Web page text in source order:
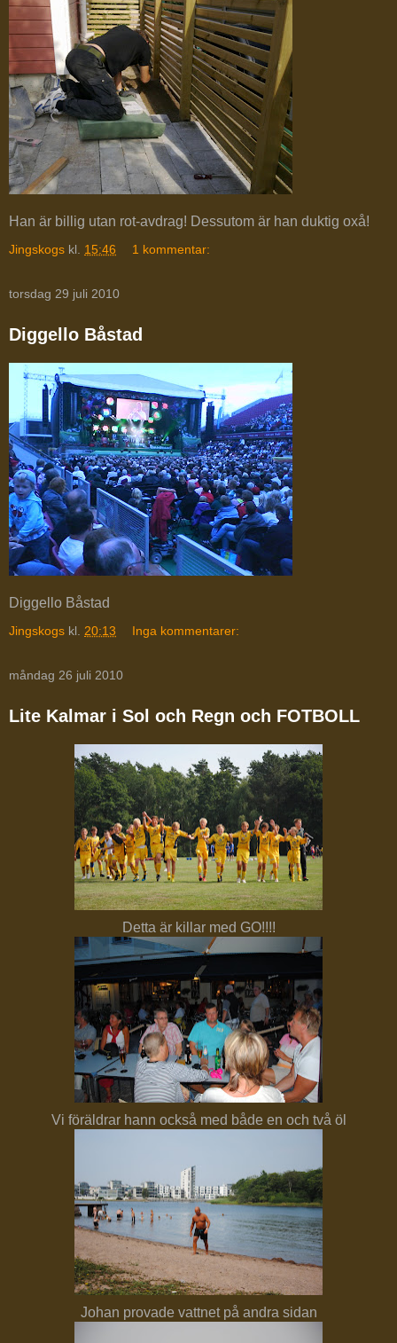
Han är billig utan rot-avdrag! Dessutom är han duktig oxå!
Jingskogs kl. 15:46 1 kommentar:
torsdag 29 juli 2010
Diggello Båstad
Diggello Båstad
Jingskogs kl. 20:13 Inga kommentarer:
måndag 26 juli 2010
Lite Kalmar i Sol och Regn och FOTBOLL
Detta är killar med GO!!!!
Vi föräldrar hann också med både en och två öl
Johan provade vattnet på andra sidan